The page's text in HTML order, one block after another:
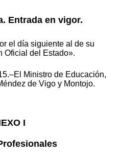
Entrada en vigor.
el día siguiente al de su
Oficial del Estado».
Ministro de Educación,
de Vigo y Montojo.
I